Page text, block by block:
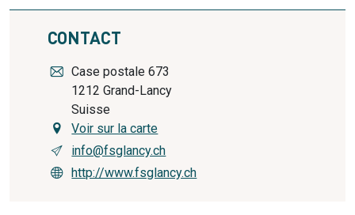
CONTACT
Case postale 673
1212 Grand-Lancy
Suisse
Voir sur la carte
info@fsglancy.ch
http://www.fsglancy.ch